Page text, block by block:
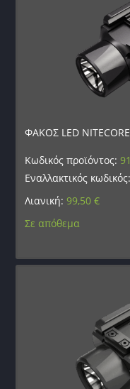
ΦΑΚΟΣ LED
Κωδικός προϊόντος:
Εναλλακτικός κωδικός:
Λιανική:99,50€
Σε απόθεμα